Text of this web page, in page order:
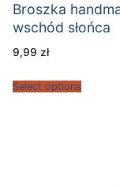
Broszka
wschód słońca
9,99 zł
Select options